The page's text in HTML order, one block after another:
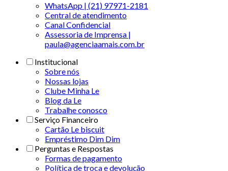
WhatsApp | (21) 97971-2181
Central de atendimento
Canal Confidencial
Assessoria de Imprensa |
paula@agenciaamais.com.br
Institucional
Sobre nós
Nossas lojas
Clube Minha Le
Blog da Le
Trabalhe conosco
Serviço Financeiro
Cartão Le biscuit
Empréstimo Dim Dim
Perguntas e Respostas
Formas de pagamento
Política de troca e devolução